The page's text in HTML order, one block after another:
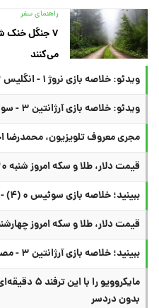
راهنمای سفر
۷ جنگل خنک
می‌کنند
ویدئو: خلاصه بازی نروژ ۱ - انگلیس ۲
ویدئو: خلاصه بازی آرژانتین ۳ - سوئیس ۱
مجری معروف تلویزیون،
قیمت دلار، طلا و سکه امروز شنبه ۲۰ تیر
ببینید؛ خلاصه بازی سوئیس ۰ (۴) - کلمبیا ۰ (۳) در جام جهانی
قیمت دلار، طلا و سکه امروز چهارشنبه ۱۷ تیر
ببینید؛ خلاصه بازی آرژانتین ۳ - مصر ۲ در جام جهانی
مایکروویو
بدون دردسر